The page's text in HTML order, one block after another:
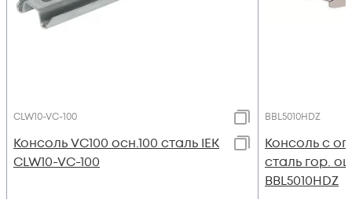
CLW10-VC-100
Консоль VC100 осн.100 сталь IEK
CLW10-VC-100
BBL5010HDZ
Консоль с
сталь гор.
BBL5010HDZ